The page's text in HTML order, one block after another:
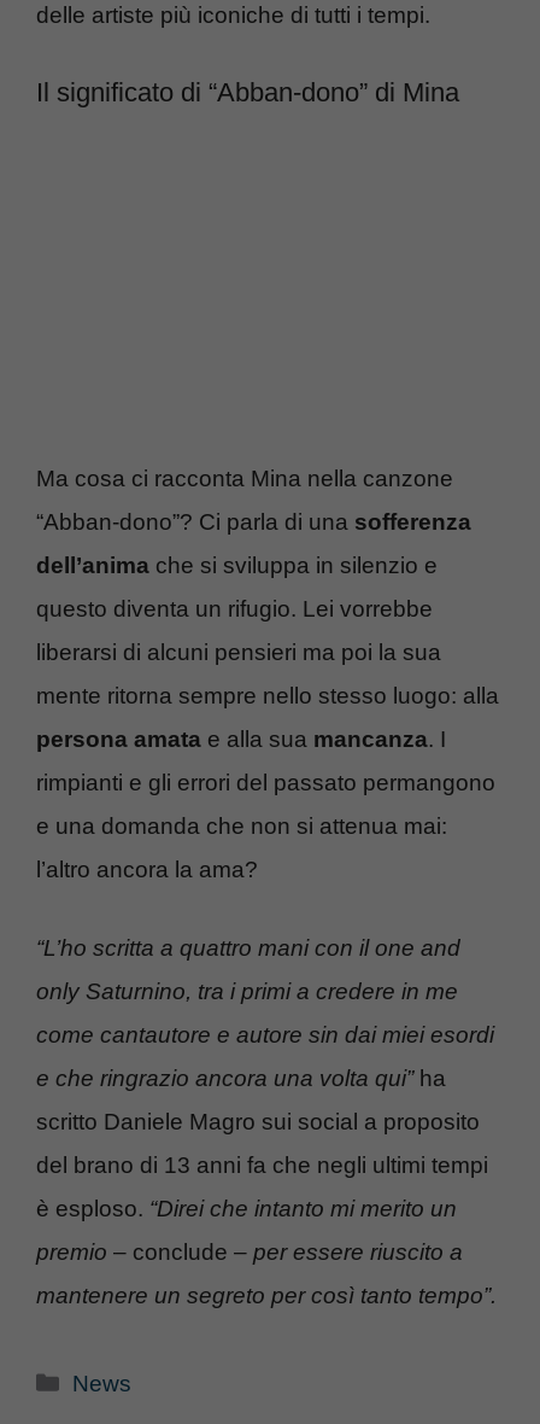
delle artiste più iconiche di tutti i tempi.
Il significato di “Abban-dono” di Mina
Ma cosa ci racconta Mina nella canzone
“Abban-dono”? Ci parla di una sofferenza
dell’anima che si sviluppa in silenzio e
questo diventa un rifugio. Lei vorrebbe
liberarsi di alcuni pensieri ma poi la sua
mente ritorna sempre nello stesso luogo: alla
persona amata e alla sua mancanza. I
rimpianti e gli errori del passato permangono
e una domanda che non si attenua mai:
l’altro ancora la ama?
“L’ho scritta a quattro mani con il one and
only Saturnino, tra i primi a credere in me
come cantautore e autore sin dai miei esordi
e che ringrazio ancora una volta qui”ha
scritto Daniele Magro sui social a proposito
del brano di 13 anni fa che negli ultimi tempi
è esploso. “Direi che intanto mi merito un
premio – conclude – per essere riuscito a
mantenere un segreto per così tanto tempo”.
Categorie
News